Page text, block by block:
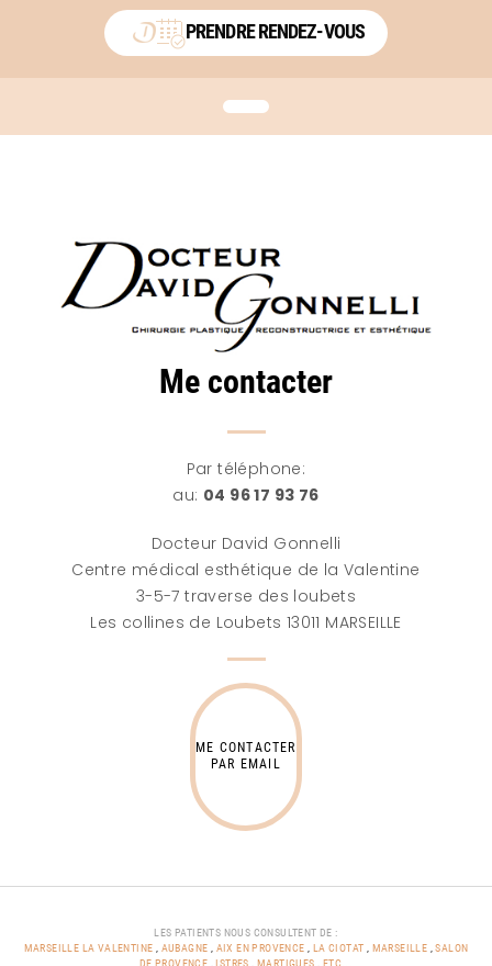
PRENDRE RENDEZ-VOUS
Me contacter
Par téléphone:
au: 04 96 17 93 76
Docteur David Gonnelli
Centre médical esthétique de la Valentine
3-5-7 traverse des loubets
Les collines de Loubets 13011 MARSEILLE
ME CONTACTER
PAR EMAIL
LES PATIENTS NOUS CONSULTENT DE :
MARSEILLE LA VALENTINE
AUBAGNE AIX EN PROVENCE LA CIOTAT MARSEILLE ,SALON
DE PROVENCE ,ISTRES MARTIGUES ETC...